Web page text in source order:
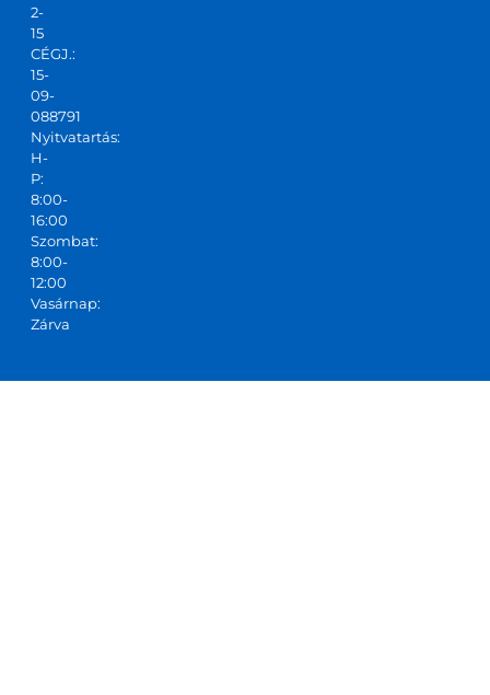
2-
15
CÉGJ.:
15-
09-
088791
Nyitvatartás:
H-
P:
8:00-
16:00
Szombat:
8:00-
12:00
Vasárnap:
Zárva